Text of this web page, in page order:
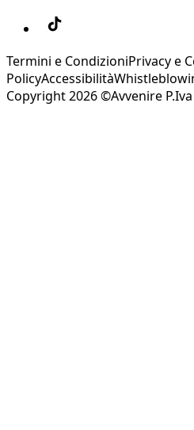
Termini e CondizioniPrivacy e
PolicyAccessibilità
Copyright 2026 ©Avvenire